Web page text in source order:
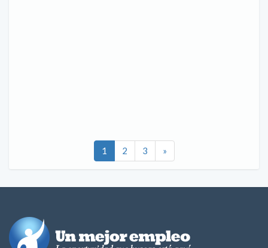
1 2 3 »